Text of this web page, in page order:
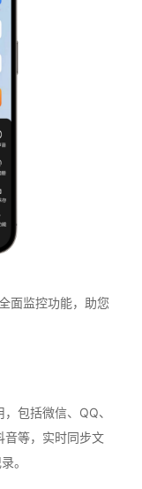
面监控功能，助您
包括微信、QQ、
等，实时同步文
。